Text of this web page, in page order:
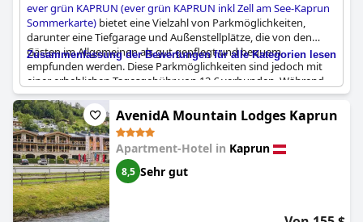
ever grün KAPRUN (ever grün KAPRUN inkl Zell am See-Kaprun
Sommerkarte) bietet eine Vielzahl von Parkmöglichkeiten,
darunter eine Tiefgarage und Außenstellplätze, die von den
Gästen im Allgemeinen als gut gepflegt und bequem
empfunden werden. Diese Parkmöglichkeiten sind jedoch mit
einer erheblichen Tagesgebühr von 12 € verbunden. Während
einige Reisende die Verfügbarkeit und die leichte Zugänglichkeit
von überdachten und offenen Parkplätzen schätzen, empfinden
andere die Gebühren für ein 4-Sterne-Hotel als überhöht und
sind der Meinung, dass das Parken im Zimmerpreis enthalten
sein sollte.
Die Gäste stellen fest, dass Parkplätze immer verfügbar sind, so
dass es relativ einfach ist, einen Platz zu finden, auch für größere
Fahrzeuge. Einige finden die Beschilderung für das Parken
Zusammenfassung der Bewertungen für alle Kategorien lesen
AvenidA Mountain Lodges Kaprun
Apartment-Hotel in Kaprun
8,5 Sehr gut